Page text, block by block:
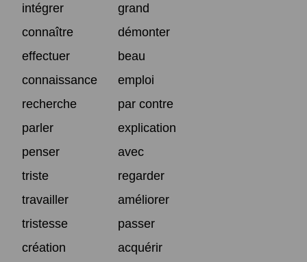
intégrer
grand
connaître
démonter
effectuer
beau
connaissance
emploi
recherche
par contre
parler
explication
penser
avec
triste
regarder
travailler
améliorer
tristesse
passer
création
acquérir